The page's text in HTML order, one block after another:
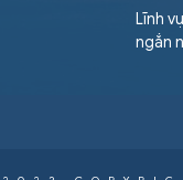
Lĩnh
ngắn